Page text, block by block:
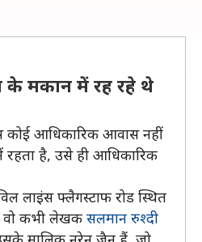
मकान में रह रहे थे
कोई आधिकारिक आवास नहीं
है, उसे ही आधिकारिक
लाइंस फ्लैगस्टाफ रोड स्थित
वो कभी लेखक सलमान रुश्दी